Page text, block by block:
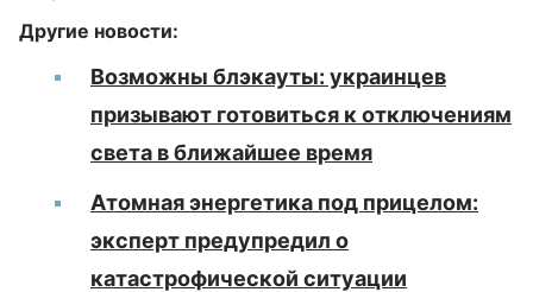
Другие новости:
Возможны блэкауты: украинцев
призывают готовиться к отключениям
света в ближайшее время
Атомная энергетика под прицелом:
эксперт предупредил о
катастрофической ситуации